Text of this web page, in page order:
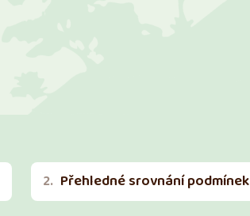
Přehledné srovnání podmínek